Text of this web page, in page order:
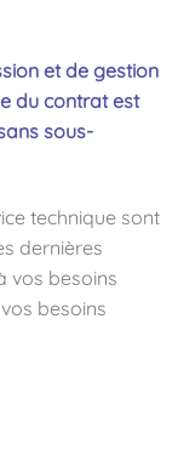
et de gestion
du contrat est
sous-
technique sont
dernières
vos besoins
besoins